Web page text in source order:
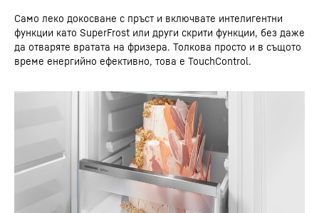
Само леко докосване с пръст и включвате интелигентни
функции като SuperFrost или други скрити функции, без даже
да отваряте вратата на фризера. Толкова просто и в същото
време енергийно ефективно, това е TouchControl.